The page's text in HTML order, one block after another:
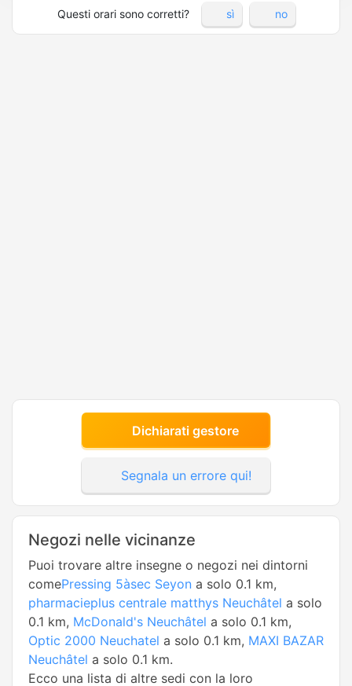
Questi orari sono corretti? sì no
Dichiarati gestore
Segnala un errore qui!
Negozi nelle vicinanze
Puoi trovare altre insegne o negozi nei dintorni
comePressing 5àsec Seyon a solo 0.1 km,
pharmacieplus centrale matthys Neuchâtel a solo
0.1 km, McDonald's Neuchâtel a solo 0.1 km,
Optic 2000 Neuchatel a solo 0.1 km, MAXI BAZAR
Neuchâtel a solo 0.1 km.
Ecco una lista di altre sedi con la loro